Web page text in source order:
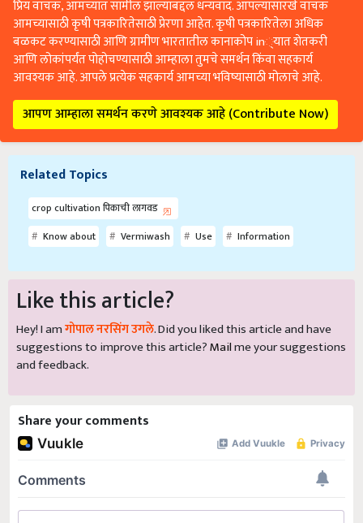
प्रिय वाचक, आमच्यात सामील झाल्याबद्दल धन्यवाद. आपल्यासारखे वाचक
आमच्यासाठी कृषी पत्रकारितेसाठी प्रेरणा आहेत. कृषी पत्रकारितेला अधिक
बळकट करण्यासाठी आणि ग्रामीण भारतातील कानाकोप in्यात शेतकरी
आणि लोकांपर्यंत पोहोचण्यासाठी आम्हाला तुमचे समर्थन किंवा सहकार्य
आवश्यक आहे. आपले प्रत्येक सहकार्य आमच्या भविष्यासाठी मोलाचे आहे.
आपण आम्हाला समर्थन करणे आवश्यक आहे (Contribute Now)
Related Topics
crop cultivation पिकाची लागवड
Know about
Vermiwash Use Information
Like this article?
Hey! I amगोपाल नरसिंग उगले. Did you liked this article and have
suggestions to improve this article?Mailme your suggestions
and feedback.
Share your comments